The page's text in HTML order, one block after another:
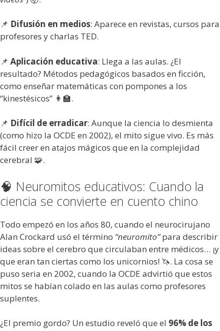
📌 Difusión en medios: Aparece en revistas, cursos para
profesores y charlas TED.
📌 Aplicación educativa: Llega a las aulas. ¿El
resultado? Métodos pedagógicos basados en ficción,
como enseñar matemáticas con pompones a los
“kinestésicos” 👩🏫.
📌 Difícil de erradicar: Aunque la ciencia lo desmienta
(como hizo la OCDE en 2002), el mito sigue vivo. Es más
fácil creer en atajos mágicos que en la complejidad
cerebral 🧩.
🧠 Neuromitos educativos: Cuando la
ciencia se convierte en cuento chino
Todo empezó en los años 80, cuando el neurocirujano
Alan Crockard usó el término “neuromito”para describir
ideas sobre el cerebro que circulaban entre médicos… ¡y
que eran tan ciertas como los unicornios! 🦄. La cosa se
puso seria en 2002, cuando la OCDE advirtió que estos
mitos se habían colado en las aulas como profesores
suplentes.
¿El premio gordo? Un estudio reveló que el 96% de los